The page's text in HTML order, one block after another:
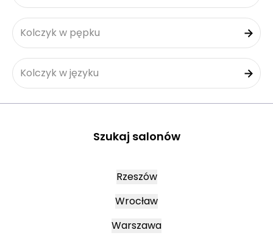
Kolczyk w pępku
Kolczyk w języku
Szukaj salonów
Rzeszów
Wrocław
Warszawa